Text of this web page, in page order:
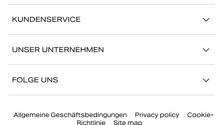
Geschichten
Storefinder
KUNDENSERVICE
Zurückkehren/Beanspruchen
Mein Konto
UNSER UNTERNEHMEN
FOLGE UNS
Facebook
Allgemeine Geschäftsbedingungen Privacy policy
Cookie-
Richtlinie
Site map